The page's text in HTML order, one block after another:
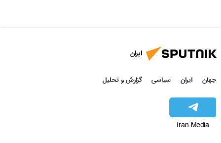
ایران
جهان ایران سیاسی گزارش و تحلیل
Iran Media